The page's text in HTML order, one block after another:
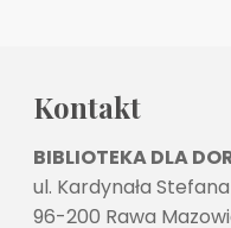
Kontakt
BIBLIOTEKA DLA
ul. Kardynała
96-200 Rawa